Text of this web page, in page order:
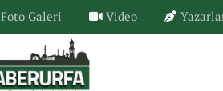
Foto Galeri Video